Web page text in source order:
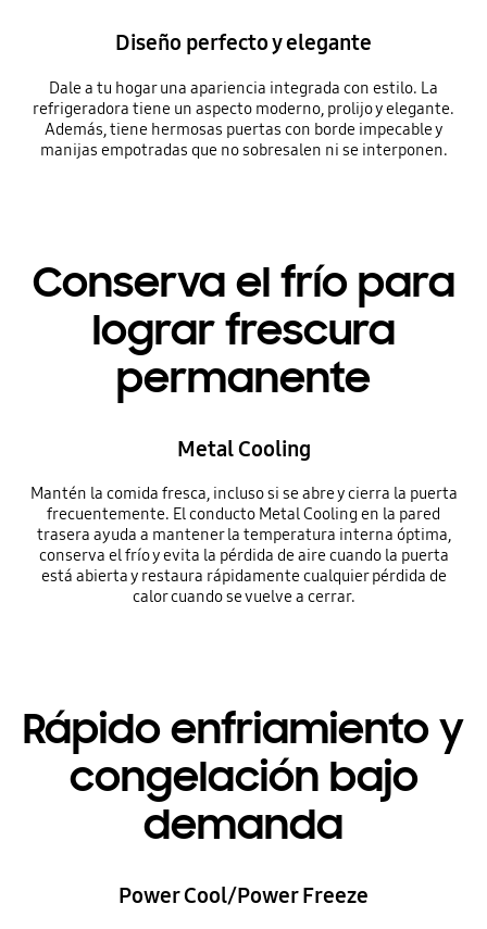
Diseño perfecto y elegante
Dale a tu hogar una apariencia integrada con estilo. La
refrigeradora tiene un aspecto moderno, prolijo y elegante.
Además, tiene hermosas puertas con borde impecable y
manijas empotradas que no sobresalen ni se interponen.
Conserva el frío para
lograr frescura
permanente
Metal Cooling
Mantén la comida fresca, incluso si se abre y cierra la puerta
frecuentemente. El conducto Metal Cooling en la pared
trasera ayuda a mantener la temperatura interna óptima,
conserva el frío y evita la pérdida de aire cuando la puerta
está abierta y restaura rápidamente cualquier pérdida de
calor cuando se vuelve a cerrar.
Rápido enfriamiento y
congelación bajo
demanda
Power Cool/Power Freeze